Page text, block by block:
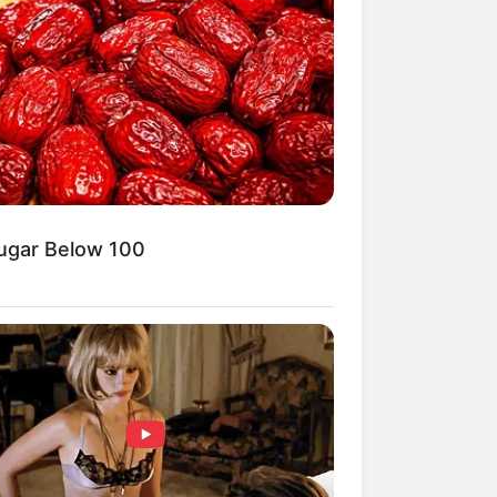
Ngakak, 10 Potret
Murah Pakai Bahan
Mainstream, 10 Cara
Barang Belanjaan
Warga Thailand
Below 100